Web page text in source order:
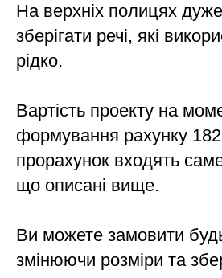
На верхніх полицях
зберігати речі, які
рідко.
Вартість проекту на
формування рахунку
прорахунок входять
що описані вище.
Ви можете замовити
змінюючи розміри та